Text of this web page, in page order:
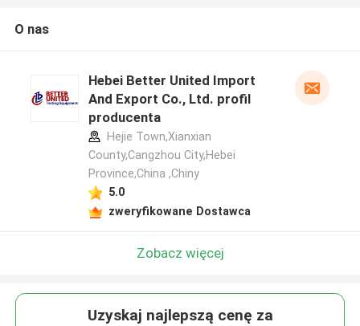
O nas
Hebei Better United Import
And Export Co., Ltd. profil
producenta
Hejie Town,Xianxian
County,Cangzhou City,Hebei
Province,China ,Chiny
5.0
zweryfikowane Dostawca
Zobacz więcej
Uzyskaj najlepszą cenę za